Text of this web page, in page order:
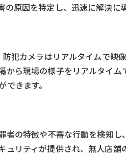
原因を特定し、迅速に解決に
犯カメラはリアルタイムで映
から現場の様子をリアルタイ
きます。
者の特徴や不審な行動を検知
リティが提供され、無人店舗